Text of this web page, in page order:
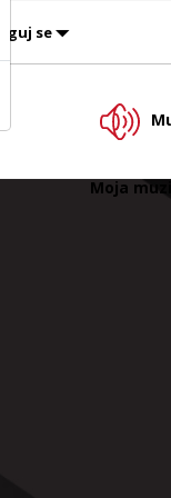
se
Moja